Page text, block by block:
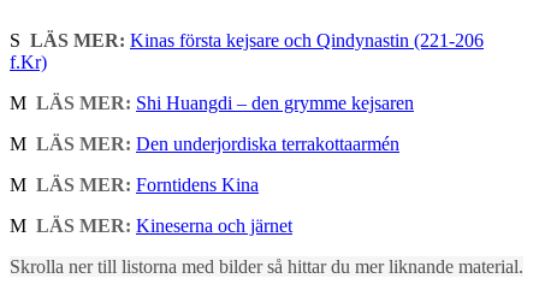
S LÄS MER: Kinas första kejsare och Qindynastin (221-206
f.Kr)
M LÄS MER: Shi Huangdi – den grymme kejsaren
M LÄS MER: Den underjordiska terrakottaarmén
M LÄS MER: Forntidens Kina
M LÄS MER: Kineserna och järnet
Skrolla ner till listorna med bilder så hittar du mer liknande material.